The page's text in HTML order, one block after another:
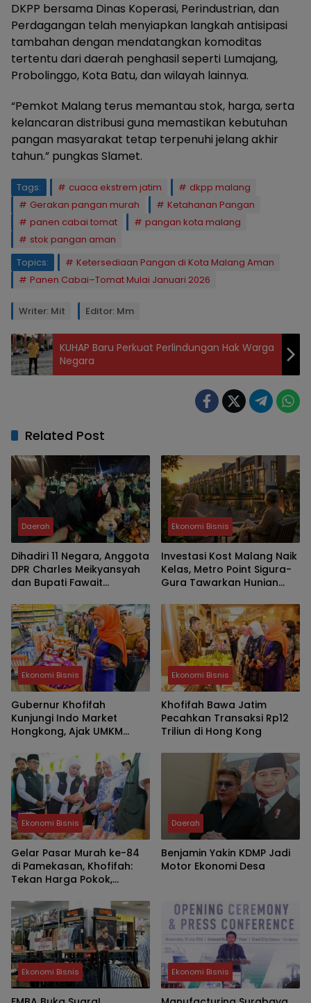
DKPP bersama Dinas Koperasi, Perindustrian, dan
Perdagangan telah menyiapkan langkah antisipasi
tambahan dengan mendatangkan komoditas
tertentu dari daerah penghasil seperti Lumajang,
Probolinggo, Kota Batu, dan wilayah lainnya.
“Pemkot Malang terus memantau stok, harga, serta
kelancaran distribusi guna memastikan kebutuhan
pangan masyarakat tetap terpenuhi jelang akhir
tahun.” pungkas Slamet.
Tags: cuaca ekstrem jatim
dkpp malang
Gerakan pangan murah
Ketahanan Pangan
panen cabai tomat
pangan kota malang
stok pangan aman
Topics:
Ketersediaan Pangan di Kota Malang Aman
Panen Cabai–Tomat Mulai Januari 2026
Writer: Mit Editor: Mm
KUHAP Baru Perkuat Perlindungan Hak Warga
Negara
Related Post
Daerah
Dihadiri 11 Negara, Anggota
DPR Charles Meikyansyah
dan Bupati Fawait
Internasional JKCI
Ekonomi Bisnis
Investasi Kost Malang Naik
Kelas, Metro Point Sigura-
Gura Tawarkan Hunian
Panjang
Ekonomi Bisnis
Gubernur Khofifah
Kunjungi Indo Market
Hongkong, Ajak UMKM
Dunia
Ekonomi Bisnis
Khofifah Bawa Jatim
Pecahkan Transaksi Rp12
Triliun di Hong Kong
Ekonomi Bisnis
Gelar Pasar Murah ke-84
di Pamekasan, Khofifah:
Tekan Harga Pokok,
UMKM
Daerah
Benjamin Yakin KDMP Jadi
Motor Ekonomi Desa
Ekonomi Bisnis Ekonomi Bisnis